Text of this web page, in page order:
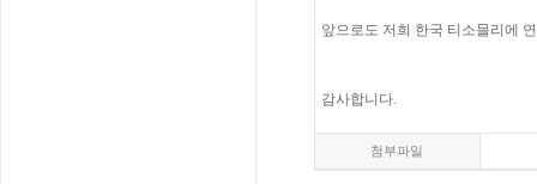
앞으로도 저희 한국 티소믈리에
감사합니다.
첨부파일